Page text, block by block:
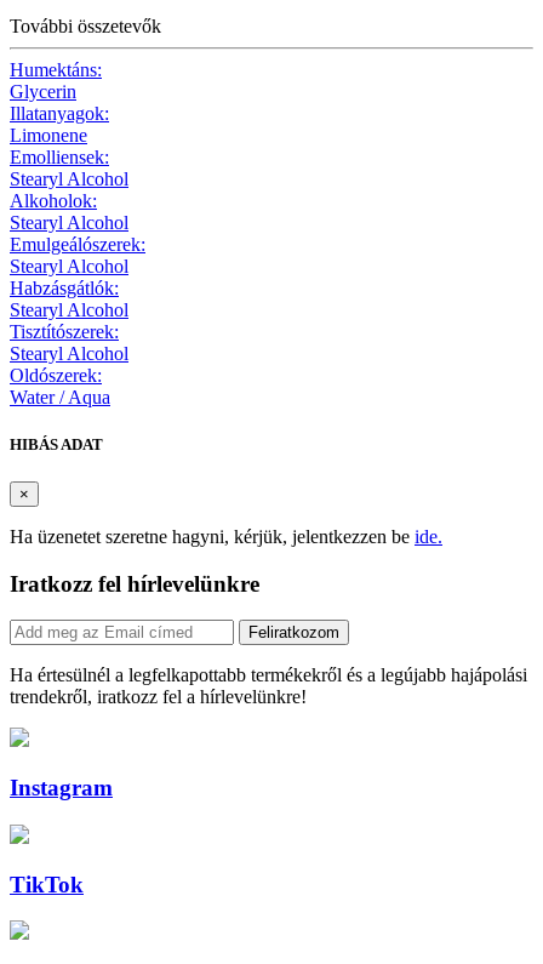
További összetevők
Humektáns:
Glycerin
Illatanyagok:
Limonene
Emolliensek:
Stearyl Alcohol
Alkoholok:
Stearyl Alcohol
Emulgeálószerek:
Stearyl Alcohol
Habzásgátlók:
Stearyl Alcohol
Tisztítószerek:
Stearyl Alcohol
Oldószerek:
Water / Aqua
HIBÁS ADAT
×
Ha üzenetet szeretne hagyni, kérjük, jelentkezzen be ide.
Iratkozz fel hírlevelünkre
Feliratkozom
Ha értesülnél a legfelkapottabb termékekről és a legújabb hajápolási
trendekről, iratkozz fel a hírlevelünkre!
Instagram
TikTok